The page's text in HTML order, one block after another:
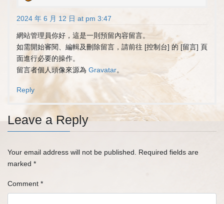
2024 年 6 月 12 日 at pm 3:47
網站管理員你好，這是一則預留內容留言。
如需開始審閱、編輯及刪除留言，請前往 [控制台] 的 [留言] 頁
面進行必要的操作。
留言者個人頭像來源為 Gravatar。
Reply
Leave a Reply
Your email address will not be published.
Required fields are
marked *
Comment *